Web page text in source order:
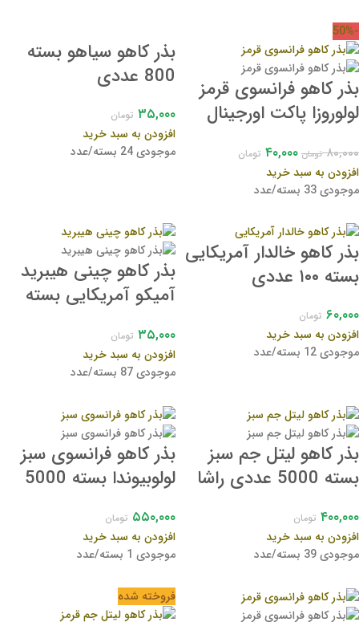
-50%
بذر کاهو فرانسوی قرمز
لولوروزا پاکت اورجینال
۸۰,۰۰۰ تومان ۴۰,۰۰۰ تومان
افزودن به سبد خرید
موجودی 33 بسته/عدد
بذر کاهو سیاهو بسته
800 عددی
۳۵,۰۰۰ تومان
افزودن به سبد خرید
موجودی 24 بسته/عدد
بذر کاهو خالدار آمریکایی
بسته ۱۰۰ عددی
۶۰,۰۰۰ تومان
افزودن به سبد خرید
موجودی 12 بسته/عدد
بذر کاهو چینی هیبرید
آمیکو آمریکایی بسته
۳۵,۰۰۰ تومان
افزودن به سبد خرید
موجودی 87 بسته/عدد
بذر کاهو لیتل جم سبز
بسته 5000 عددی راشا
۴۰۰,۰۰۰ تومان
افزودن به سبد خرید
موجودی 39 بسته/عدد
بذر کاهو فرانسوی سبز
لولوبیوندا بسته 5000
۵۵۰,۰۰۰ تومان
افزودن به سبد خرید
موجودی 1 بسته/عدد
فروخته شده